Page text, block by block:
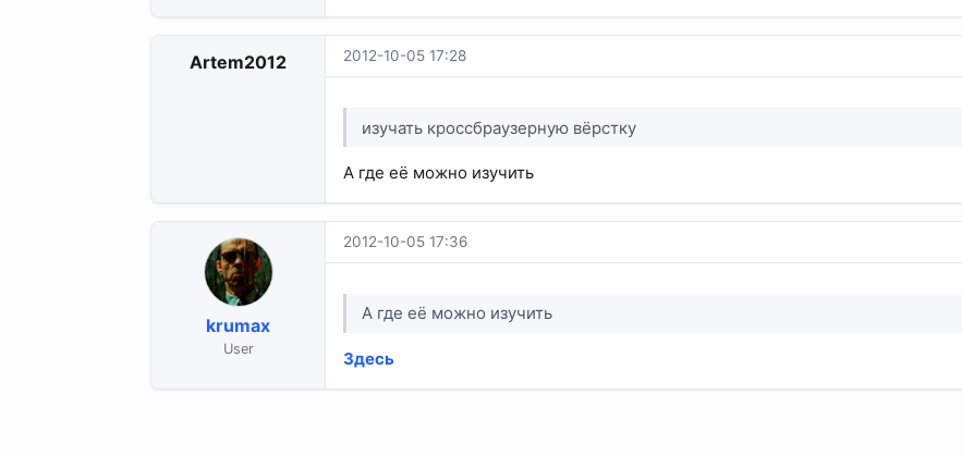
Artem2012 2012-10-05 17:28
изучать кроссбраузерную вёрстку
А где её можно изучить
krumax
User
2012-10-05 17:36
А где её можно изучить
Здесь